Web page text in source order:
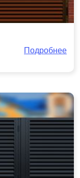
Подробнее